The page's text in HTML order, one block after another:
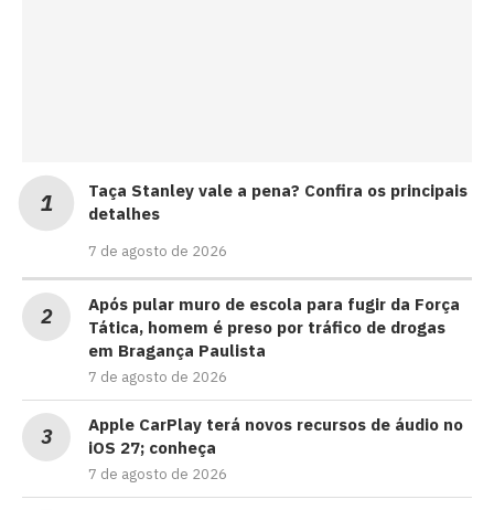
Taça Stanley vale a pena? Confira os principais
detalhes
7 de agosto de 2026
Após pular muro de escola para fugir da Força
Tática, homem é preso por tráfico de drogas
em Bragança Paulista
7 de agosto de 2026
Apple CarPlay terá novos recursos de áudio no
iOS 27; conheça
7 de agosto de 2026